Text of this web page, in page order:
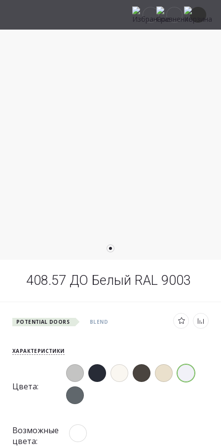
408.57 ДО Белый RAL 9003
POTENTIAL DOORS BLEND
ХАРАКТЕРИСТИКИ
Цвета:
Возможные
цвета: